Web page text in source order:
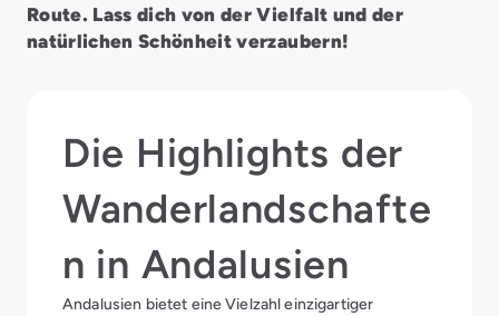
Route. Lass dich von der Vielfalt und der
natürlichen Schönheit verzaubern!
Die Highlights der
Wanderlandschafte
n in Andalusien
Andalusien bietet eine Vielzahl einzigartiger